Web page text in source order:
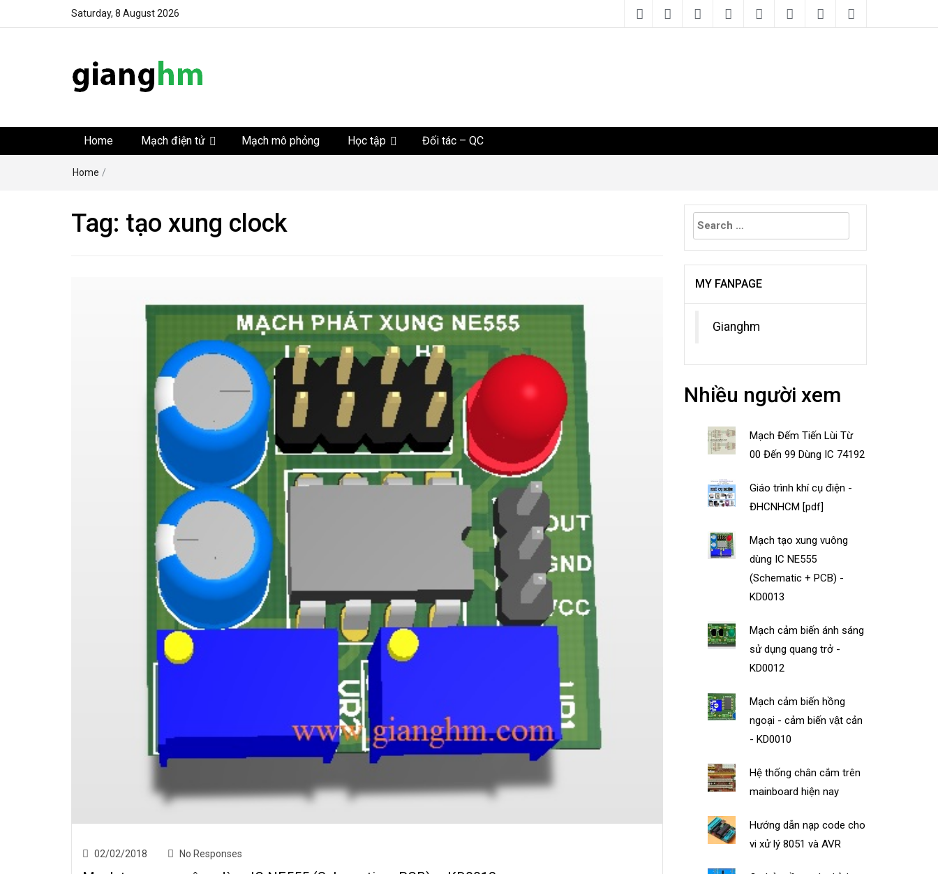
Saturday, 8 August 2026
Home Mạch điện tử Mạch mô phỏng Học tập Đối tác – QC
Home /
Tag: tạo xung clock
02/02/2018 No Responses
Search
for:
MY FANPAGE
Gianghm
Nhiều người xem
Mạch Đếm Tiến Lùi Từ
00 Đến 99 Dùng IC 74192
Giáo trình khí cụ điện -
ĐHCNHCM [pdf]
Mạch tạo xung vuông
dùng IC NE555
(Schematic + PCB) -
KD0013
Mạch cảm biến ánh sáng
sử dụng quang trở -
KD0012
Mạch cảm biến hồng
ngoại - cảm biến vật cản
- KD0010
Hệ thống chân cắm trên
mainboard hiện nay
Hướng dẫn nạp code cho
vi xử lý 8051 và AVR